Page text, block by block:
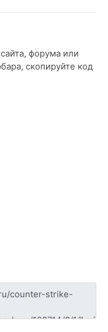
форума или
скопируйте код